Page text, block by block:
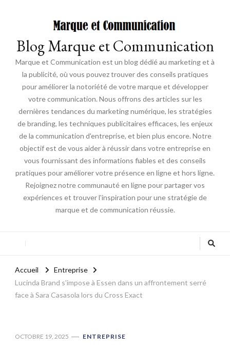
Blog Marque et Communication
Marque et Communication est un blog dédié au marketing et à
la publicité, où vous pouvez trouver des conseils pratiques
pour améliorer la notoriété de votre marque et développer
votre communication. Nous offrons des articles sur les
dernières tendances du marketing numérique, les stratégies
de branding, les techniques publicitaires efficaces, les enjeux
de la communication d'entreprise, et bien plus encore. Notre
objectif est de vous aider à réussir dans votre entreprise en
vous fournissant des informations fiables et des conseils
pratiques pour améliorer votre présence en ligne et hors ligne.
Rejoignez notre communauté en ligne pour partager vos
expériences et trouver l'inspiration pour une stratégie de
marque et de communication réussie.
Accueil
Entreprise
Lucinda Brand s’impose à Essen dans un affrontement serré
face à Sara Casasola lors du Cross Exact
OCTOBRE 19, 2025 ENTREPRISE